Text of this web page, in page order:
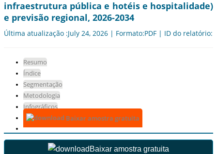
infraestrutura pública e hotéis e hospitalidade)
e previsão regional, 2026-2034
Última atualização :July 24, 2026 | Formato:PDF | ID do relatório:
Resumo
Índice
Segmentação
Metodologia
Infográficos
Baixar amostra gratuita
Baixar amostra gratuita